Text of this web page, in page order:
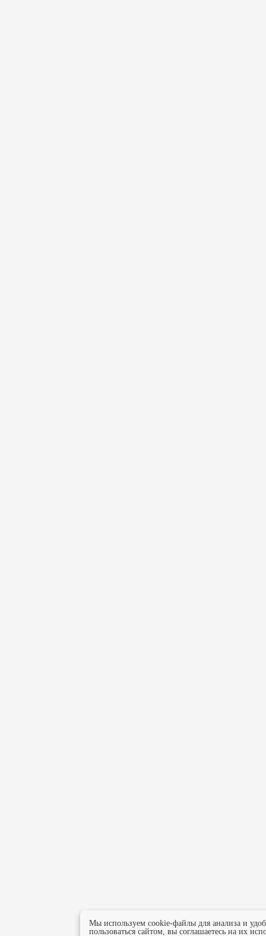
Мы используем cookie-файлы для анализа и
пользоваться сайтом, вы соглашаетесь на их